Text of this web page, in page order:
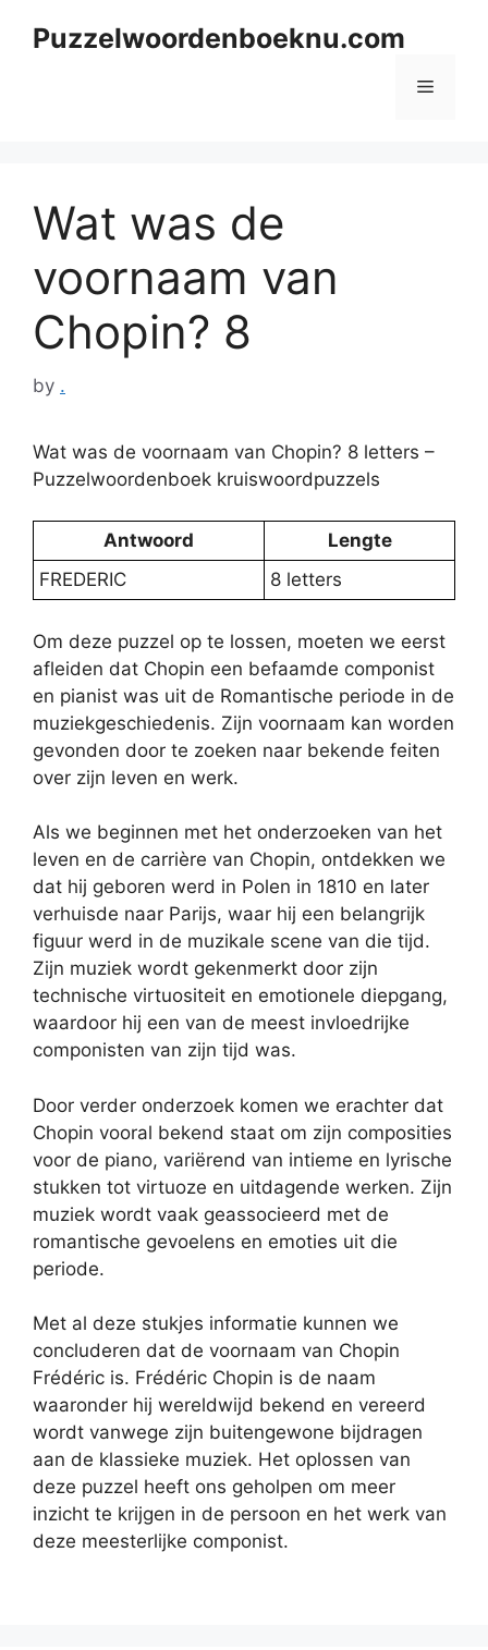
Puzzelwoordenboeknu.com
Menu
Wat was de
voornaam van
Chopin? 8
by .
Wat was de voornaam van Chopin? 8 letters –
Puzzelwoordenboek kruiswoordpuzzels
Antwoord
Lengte
FREDERIC
8 letters
Om deze puzzel op te lossen, moeten we eerst
afleiden dat Chopin een befaamde componist
en pianist was uit de Romantische periode in de
muziekgeschiedenis. Zijn voornaam kan worden
gevonden door te zoeken naar bekende feiten
over zijn leven en werk.
Als we beginnen met het onderzoeken van het
leven en de carrière van Chopin, ontdekken we
dat hij geboren werd in Polen in 1810 en later
verhuisde naar Parijs, waar hij een belangrijk
figuur werd in de muzikale scene van die tijd.
Zijn muziek wordt gekenmerkt door zijn
technische virtuositeit en emotionele diepgang,
waardoor hij een van de meest invloedrijke
componisten van zijn tijd was.
Door verder onderzoek komen we erachter dat
Chopin vooral bekend staat om zijn composities
voor de piano, variërend van intieme en lyrische
stukken tot virtuoze en uitdagende werken. Zijn
muziek wordt vaak geassocieerd met de
romantische gevoelens en emoties uit die
periode.
Met al deze stukjes informatie kunnen we
concluderen dat de voornaam van Chopin
Frédéric is. Frédéric Chopin is de naam
waaronder hij wereldwijd bekend en vereerd
wordt vanwege zijn buitengewone bijdragen
aan de klassieke muziek. Het oplossen van
deze puzzel heeft ons geholpen om meer
inzicht te krijgen in de persoon en het werk van
deze meesterlijke componist.